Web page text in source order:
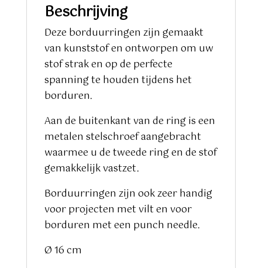
Beschrijving
Deze borduurringen zijn gemaakt
van kunststof en ontworpen om uw
stof strak en op de perfecte
spanning te houden tijdens het
borduren.
Aan de buitenkant van de ring is een
metalen stelschroef aangebracht
waarmee u de tweede ring en de stof
gemakkelijk vastzet.
Borduurringen zijn ook zeer handig
voor projecten met vilt en voor
borduren met een punch needle.
Ø 16 cm